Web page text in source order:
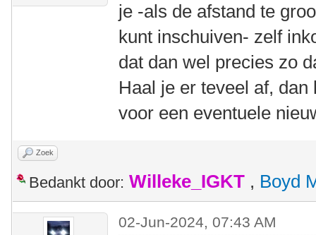
je -als de afstand te
kunt inschuiven- zelf
dat dan wel precies zo
Haal je er teveel af,
voor een eventuele
Zoek
Bedankt door: Willeke_IGKT , Boyd
02-Jun-2024, 07:43 AM